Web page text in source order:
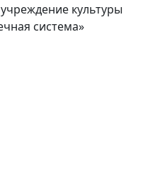
культуры
система»